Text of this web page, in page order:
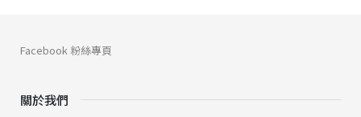
關於我們
Facebook 粉絲專頁